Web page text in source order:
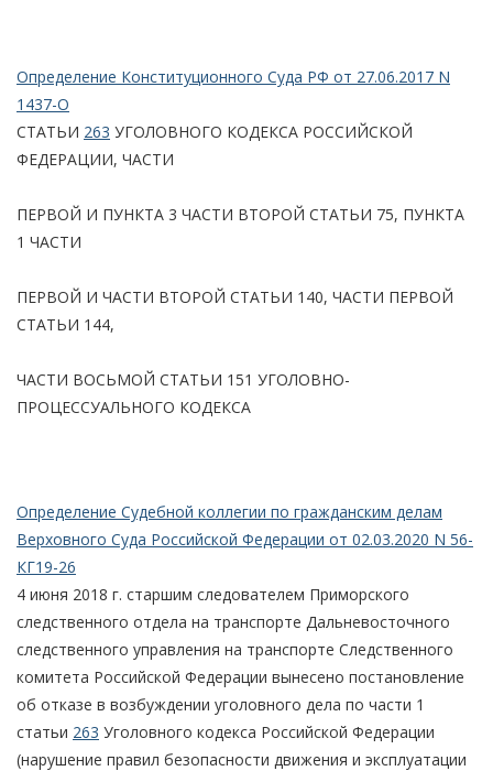
Определение Конституционного Суда РФ от 27.06.2017 N
1437-О
СТАТЬИ 263 УГОЛОВНОГО КОДЕКСА РОССИЙСКОЙ
ФЕДЕРАЦИИ, ЧАСТИ
ПЕРВОЙ И ПУНКТА 3 ЧАСТИ ВТОРОЙ СТАТЬИ 75, ПУНКТА
1 ЧАСТИ
ПЕРВОЙ И ЧАСТИ ВТОРОЙ СТАТЬИ 140, ЧАСТИ ПЕРВОЙ
СТАТЬИ 144,
ЧАСТИ ВОСЬМОЙ СТАТЬИ 151 УГОЛОВНО-
ПРОЦЕССУАЛЬНОГО КОДЕКСА
Определение Судебной коллегии по гражданским делам
Верховного Суда Российской Федерации от 02.03.2020 N 56-
КГ19-26
4 июня 2018 г. старшим следователем Приморского
следственного отдела на транспорте Дальневосточного
следственного управления на транспорте Следственного
комитета Российской Федерации вынесено постановление
об отказе в возбуждении уголовного дела по части 1
статьи 263 Уголовного кодекса Российской Федерации
(нарушение правил безопасности движения и эксплуатации